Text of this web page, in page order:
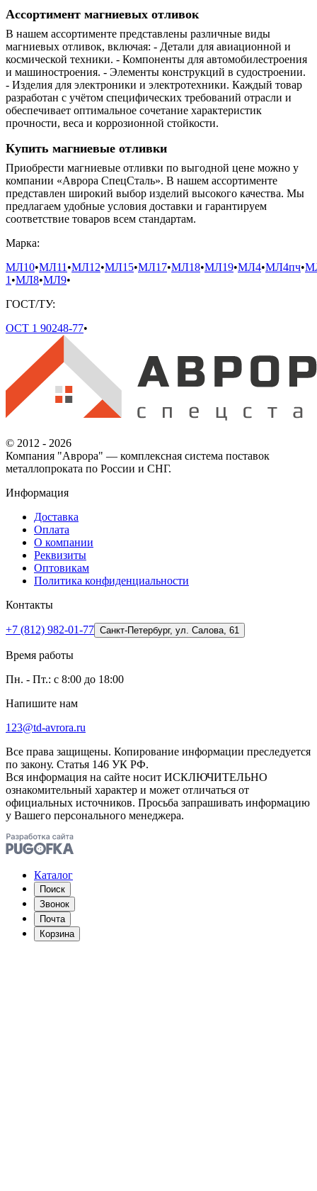
Ассортимент магниевых отливок
В нашем ассортименте представлены различные виды
магниевых отливок, включая: - Детали для авиационной и
космической техники. - Компоненты для автомобилестроения
и машиностроения. - Элементы конструкций в судостроении.
- Изделия для электроники и электротехники. Каждый товар
разработан с учётом специфических требований отрасли и
обеспечивает оптимальное сочетание характеристик
прочности, веса и коррозионной стойкости.
Купить магниевые отливки
Приобрести магниевые отливки по выгодной цене можно у
компании «Аврора СпецСталь». В нашем ассортименте
представлен широкий выбор изделий высокого качества. Мы
предлагаем удобные условия доставки и гарантируем
соответствие товаров всем стандартам.
Марка:
МЛ10•МЛ11•МЛ12•МЛ15•МЛ17•МЛ18•МЛ19•МЛ4•МЛ4пч•
1•МЛ8•МЛ9•
ГОСТ/ТУ:
ОСТ 1 90248-77•
© 2012 - 2026
Компания "Аврора" — комплексная система поставок
металлопроката по России и СНГ.
Информация
Доставка
Оплата
О компании
Реквизиты
Оптовикам
Политика конфиденциальности
Контакты
+7 (812) 982-01-77 Санкт-Петербург, ул. Салова, 61
Время работы
Пн. - Пт.: с 8:00 до 18:00
Напишите нам
123@td-avrora.ru
Все права защищены. Копирование информации преследуется
по закону. Статья 146 УК РФ.
Вся информация на сайте носит ИСКЛЮЧИТЕЛЬНО
ознакомительный характер и может отличаться от
официальных источников. Просьба запрашивать информацию
у Вашего персонального менеджера.
Каталог
Поиск
Звонок
Почта
Корзина